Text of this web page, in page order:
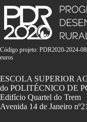
Código projeto: PDR2020-2024-
euros
ESCOLA SUPERIOR
do POLITÉCNICO DE
Edifício Quartel do Trem
Avenida 14 de Janeiro